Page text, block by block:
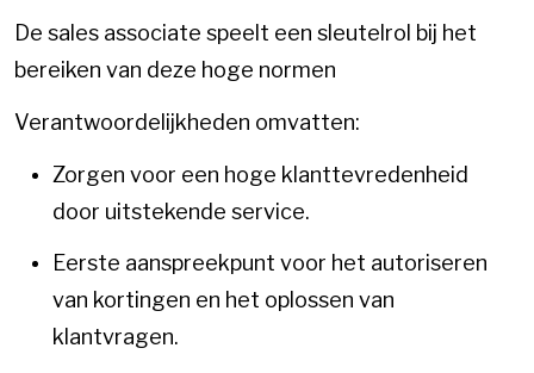
De sales associate speelt een sleutelrol bij het
bereiken van deze hoge normen
Verantwoordelijkheden omvatten:
Zorgen voor een hoge klanttevredenheid
door uitstekende service.
Eerste aanspreekpunt voor het autoriseren
van kortingen en het oplossen van
klantvragen.